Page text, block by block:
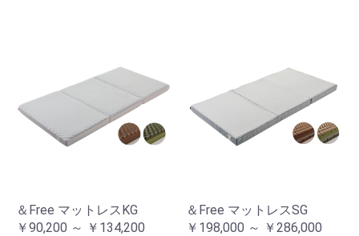
＆Free マットレスKG
￥90,200 ～ ￥134,200
＆Free マットレスSG
￥198,000 ～ ￥286,000